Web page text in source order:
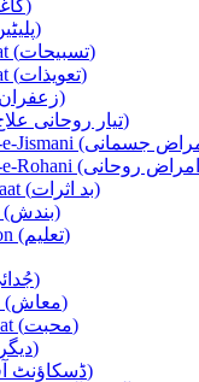
Paper (کاغذ)
Plates (پلیٹیں)
Tasbihaat (تسبیحات)
Taweezat (تعویذات)
Zafran (زعفران)
Tayyar Ruhani Ilaj (تیار روحانی علاج)
Bad Asraat (بد اثرات)
Bandish (بندش)
Education (تعلیم)
Judai (جُدائی)
Moa'ash (معاش)
Mohabbat (محبت)
Others (دیگر)
Discount Offers (ڈسکاؤنٹ آفرز)